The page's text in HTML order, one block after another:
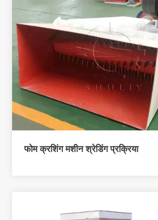
फोम क्रशिंग मशीन श्रेडिंग प्रक्रिया